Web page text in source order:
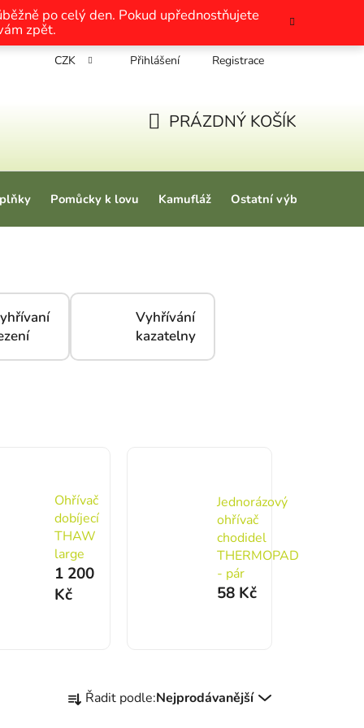
po celý den. Pokud upřednostňujete
zpět.
osobních údajů Nákup na splátky
CZK Přihlášení Registrace
PRÁZDNÝ KOŠÍK
Pomůcky k lovu Kamufláž Ostatní výbava
Vyhřívání
kazatelny
Ohřívač
dobíjecí
THAW
large
1 200
Kč
Jednorázový
ohřívač
chodidel
THERMOPAD
- pár
58 Kč
Řazení produktů
Řadit podle:Nejprodávanější